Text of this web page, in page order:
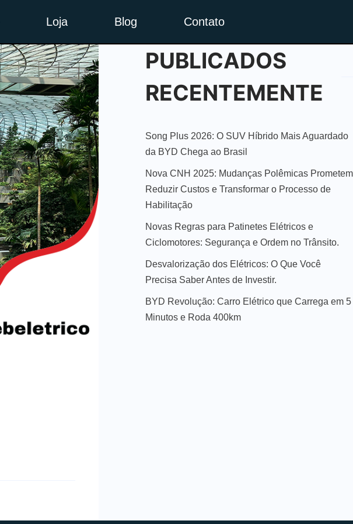
Loja Blog Contato
PUBLICADOS
RECENTEMENTE
Song Plus 2026: O SUV Híbrido Mais Aguardado
da BYD Chega ao Brasil
Nova CNH 2025: Mudanças Polêmicas Prometem
Reduzir Custos e Transformar o Processo de
Habilitação
Novas Regras para Patinetes Elétricos e
Ciclomotores: Segurança e Ordem no Trânsito.
Desvalorização dos Elétricos: O Que Você
Precisa Saber Antes de Investir.
BYD Revolução: Carro Elétrico que Carrega em 5
Minutos e Roda 400km